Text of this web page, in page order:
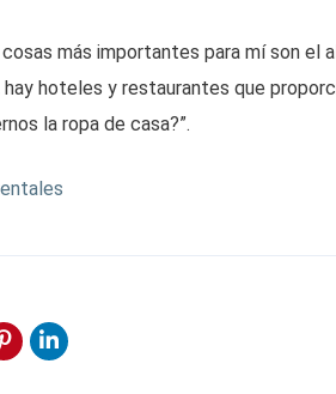
más importantes para mí son el
hoteles y restaurantes que
la ropa de casa?”.